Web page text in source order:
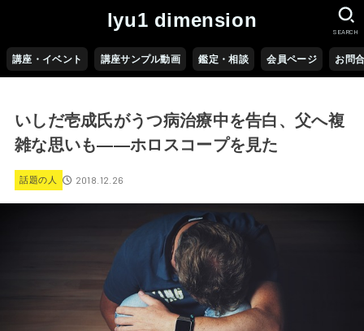
lyu1 dimension
講座・イベント 講座サンプル動画 鑑定・相談 会員ページ お問
SEARCH
いしだ壱成氏がうつ病治療中を告白、父へ複
雑な思いも――ホロスコープを見た
話題の人 2018.12.26